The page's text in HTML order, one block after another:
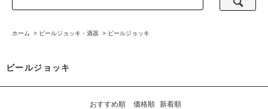
ホーム > ビールジョッキ・酒器 > ビールジョッキ
ビールジョッキ
おすすめ順 価格順 新着順